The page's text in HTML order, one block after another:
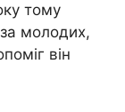
тому
за молодих,
він